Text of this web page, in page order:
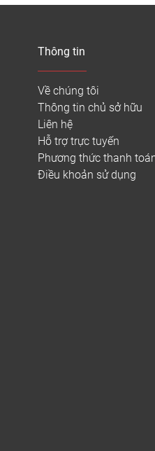
3mm với nhiều tông màu giả
Thông tin
Về chúng tôi
Thông tin chủ sở hữu
Liên hệ
Hỗ trợ trực tuyến
Phương thức thanh
Điều khoản sử dụng